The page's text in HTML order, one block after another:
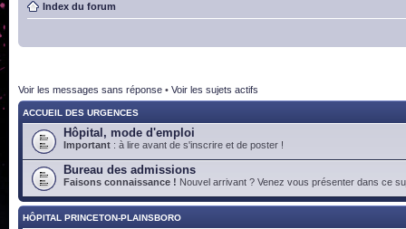
Index du forum
Voir les messages sans réponse • Voir les sujets actifs
ACCUEIL DES URGENCES
Hôpital, mode d'emploi
Important : à lire avant de s'inscrire et de poster !
Bureau des admissions
Faisons connaissance ! Nouvel arrivant ? Venez vous présenter dans ce
HÔPITAL PRINCETON-PLAINSBORO